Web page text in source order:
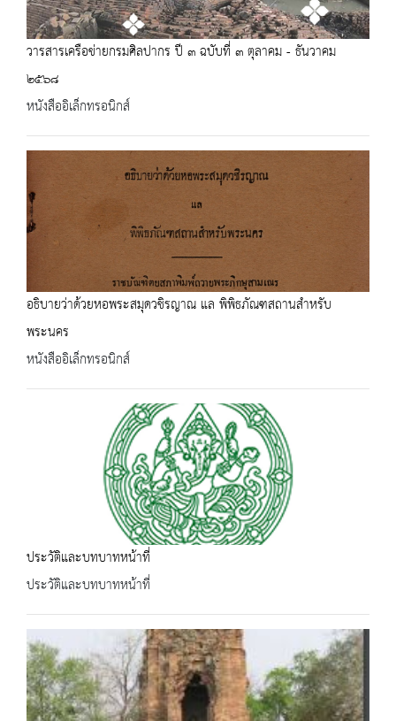
วารสารเครือข่ายกรมศิลปากร ปี ๓ ฉบับที่ ๓ ตุลาคม - ธันวาคม
๒๕๖๘
หนังสืออิเล็กทรอนิกส์
อธิบายว่าด้วยหอพระสมุดวชิรญาณ แล พิพิธภัณฑสถานสำหรับ
พระนคร
หนังสืออิเล็กทรอนิกส์
ประวัติและบทบาทหน้าที่
ประวัติและบทบาทหน้าที่